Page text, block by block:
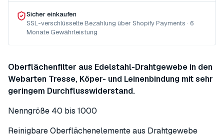
Sicher einkaufen
SSL-verschlüsselte Bezahlung über Shopify Payments · 6
Monate Gewährleistung
Oberflächenfilter aus Edelstahl-Drahtgewebe in den
Webarten Tresse, Köper- und Leinenbindung mit sehr
geringem Durchflusswiderstand.
Nenngröße 40 bis 1000
Reinigbare Oberflächenelemente aus Drahtgewebe